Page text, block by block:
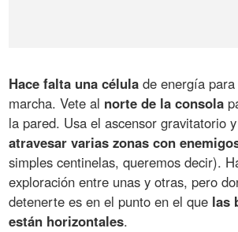
Hace falta una célula de energía
marcha. Vete al norte de la consola
la pared. Usa el ascensor gravitatorio
atravesar varias zonas con
simples centinelas, queremos decir).
exploración entre unas y otras, pero
detenerte es en el punto en el que las
están horizontales.